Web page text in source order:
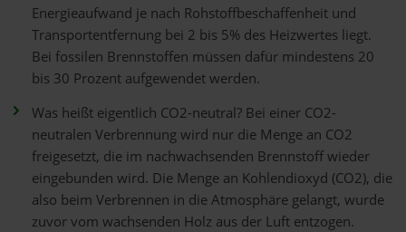
Energieaufwand je nach Rohstoffbeschaffenheit und
Transportentfernung bei 2 bis 5% des Heizwertes liegt.
Bei fossilen Brennstoffen müssen dafür mindestens 20
bis 30 Prozent aufgewendet werden.
Was heißt eigentlich CO2-neutral? Bei einer CO2-
neutralen Verbrennung wird nur die Menge an CO2
freigesetzt, die im nachwachsenden Brennstoff wieder
eingebunden wird. Die Menge an Kohlendioxyd (CO2), die
also beim Verbrennen in die Atmosphäre gelangt, wurde
zuvor vom wachsenden Holz aus der Luft entzogen.